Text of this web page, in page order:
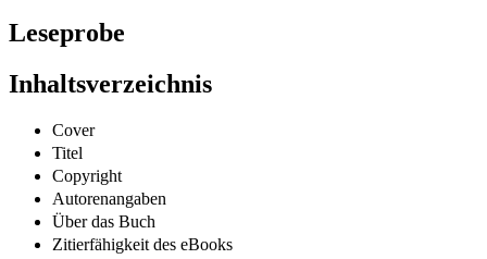
Leseprobe
Inhaltsverzeichnis
Cover
Titel
Copyright
Autorenangaben
Über das Buch
Zitierfähigkeit des eBooks